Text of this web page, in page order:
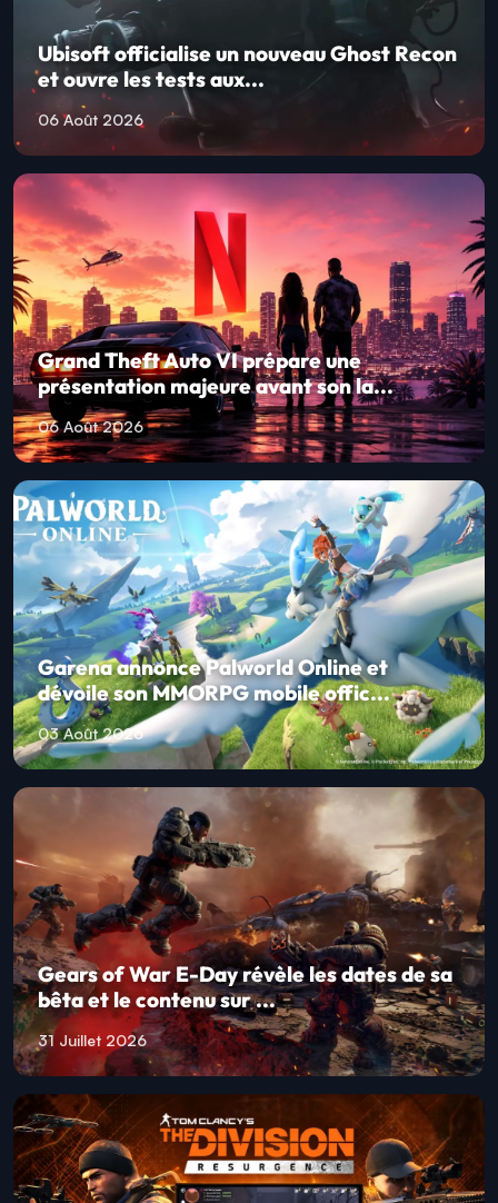
Ubisoft officialise un nouveau Ghost Recon
et ouvre les tests aux...
06 Août 2026
Grand Theft Auto VI prépare une
présentation majeure avant son la...
06 Août 2026
Garena annonce Palworld Online et
dévoile son MMORPG mobile offic...
03 Août 2026
Gears of War E-Day révèle les dates de sa
bêta et le contenu sur ...
31 Juillet 2026